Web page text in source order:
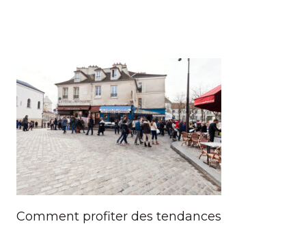
Comment profiter des tendances